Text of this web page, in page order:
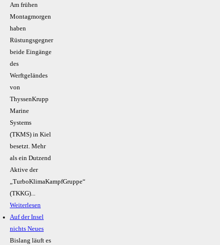
Am frühen
Montagmorgen
haben
Rüstungsgegner
beide Eingänge
des
Werftgeländes
von
ThyssenKrupp
Marine
Systems
(TKMS) in Kiel
besetzt. Mehr
als ein Dutzend
Aktive der
„TurboKlimaKampfGruppe“
(TKKG)...
Weiterlesen
Auf der Insel
nichts Neues
Bislang läuft es